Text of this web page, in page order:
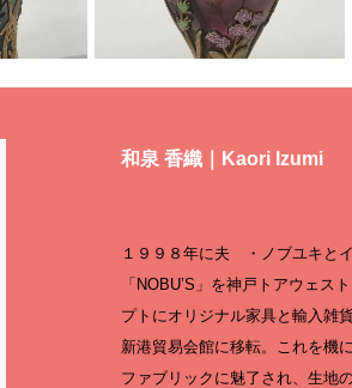
和泉 香織｜Kaori Izumi
１９９８年に夫 ・ノブユキと
「NOBU’S」を神戸トアウェス
プトにオリジナル家具と輸入雑
新港貿易会館に移転。これを機
ファブリックに魅了され、生地